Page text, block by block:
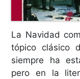
La Navidad
tópico clásico
siempre ha
pero en la